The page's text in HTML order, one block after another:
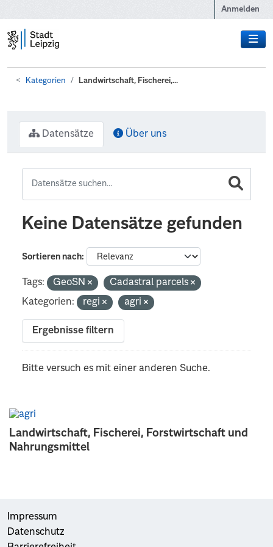
Anmelden
Kategorien Landwirtschaft, Fischerei,...
Landwirtschaft, Fischerei, Forstwirtschaft und
Nahrungsmittel
Datensätze Über uns
Keine Datensätze gefunden
Sortieren nach
Tags: GeoSN
Cadastral parcels
Kategorien:
regi agri
Ergebnisse filtern
Bitte versuch es mit einer anderen Suche.
Impressum
Datenschutz